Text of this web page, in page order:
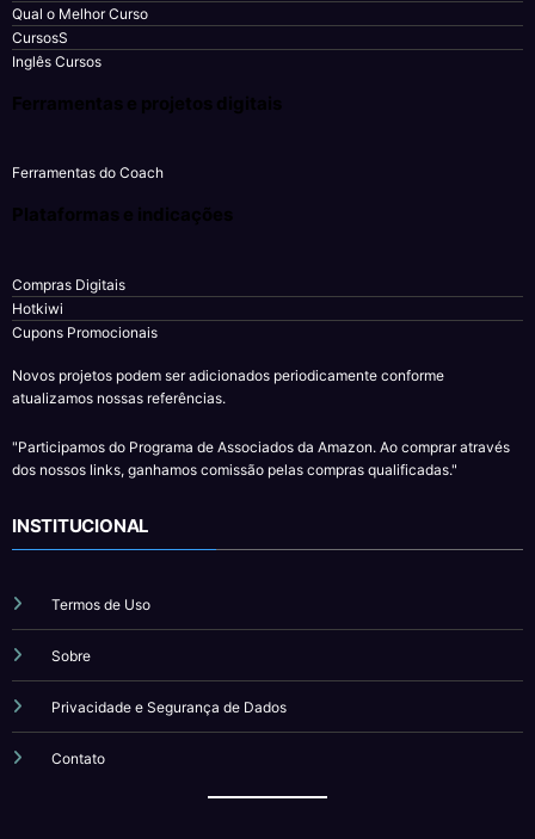
Qual o Melhor Curso
CursosS
Inglês Cursos
Ferramentas e projetos digitais
Ferramentas do Coach
Plataformas e indicações
Compras Digitais
Hotkiwi
Cupons Promocionais
Novos projetos podem ser adicionados periodicamente conforme
atualizamos nossas referências.
"Participamos do Programa de Associados da Amazon. Ao comprar através
dos nossos links, ganhamos comissão pelas compras qualificadas."
INSTITUCIONAL
Termos de Uso
Sobre
Privacidade e Segurança de Dados
Contato